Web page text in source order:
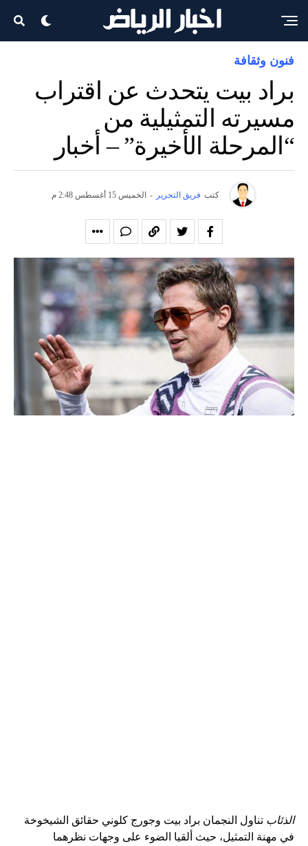
فنون وثقافة
براد بيت يتحدث عن اقتراب
مسيرته التمثيلية من
“المرحلة الأخيرة” – أخبار
كتب فريق التحرير - الخميس 15 أغسطس 2:48 م
الذئاب تناول النجمان براد بيت وجورج كلوني حقائق الشيخوخة
في مهنة التمثيل، حيث ألقيا الضوء على وجهات نظرهما